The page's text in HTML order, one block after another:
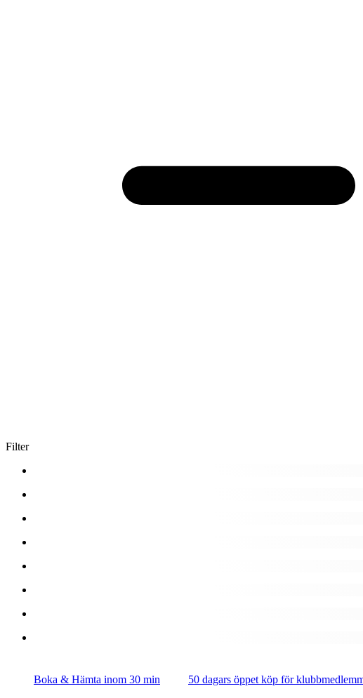
Filter
Boka & Hämta inom 30 min 50 dagars öppet köp för